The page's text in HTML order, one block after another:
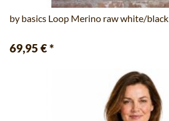
by basics Loop Merino raw white/black
69,95 €*